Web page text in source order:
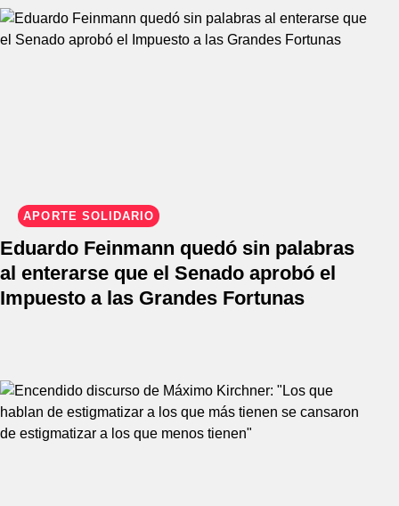
APORTE SOLIDARIO
Eduardo Feinmann quedó sin palabras
al enterarse que el Senado aprobó el
Impuesto a las Grandes Fortunas